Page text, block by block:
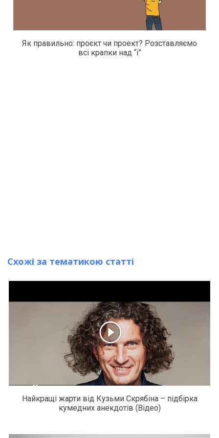
Як правильно: проєкт чи проект? Розставляємо
всі крапки над “і”
Схожі за тематикою статті
Найкращі жарти від Кузьми Скрябіна – підбірка
кумедних анекдотів (Відео)